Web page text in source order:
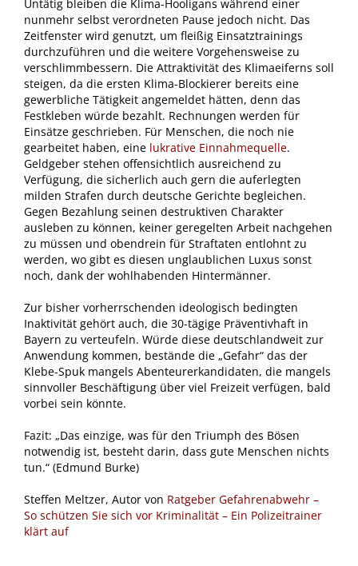
Untätig bleiben die Klima-Hooligans während einer
nunmehr selbst verordneten Pause jedoch nicht. Das
Zeitfenster wird genutzt, um fleißig Einsatztrainings
durchzuführen und die weitere Vorgehensweise zu
verschlimmbessern. Die Attraktivität des Klimaeiferns soll
steigen, da die ersten Klima-Blockierer bereits eine
gewerbliche Tätigkeit angemeldet hätten, denn das
Festkleben würde bezahlt. Rechnungen werden für
Einsätze geschrieben. Für Menschen, die noch nie
gearbeitet haben, eine lukrative Einnahmequelle.
Geldgeber stehen offensichtlich ausreichend zu
Verfügung, die sicherlich auch gern die auferlegten
milden Strafen durch deutsche Gerichte begleichen.
Gegen Bezahlung seinen destruktiven Charakter
ausleben zu können, keiner geregelten Arbeit nachgehen
zu müssen und obendrein für Straftaten entlohnt zu
werden, wo gibt es diesen unglaublichen Luxus sonst
noch, dank der wohlhabenden Hintermänner.
Zur bisher vorherrschenden ideologisch bedingten
Inaktivität gehört auch, die 30-tägige Präventivhaft in
Bayern zu verteufeln. Würde diese deutschlandweit zur
Anwendung kommen, bestände die „Gefahr“ das der
Klebe-Spuk mangels Abenteurerkandidaten, die mangels
sinnvoller Beschäftigung über viel Freizeit verfügen, bald
vorbei sein könnte.
Fazit: „Das einzige, was für den Triumph des Bösen
notwendig ist, besteht darin, dass gute Menschen nichts
tun.“ (Edmund Burke)
Steffen Meltzer, Autor von Ratgeber Gefahrenabwehr –
So schützen Sie sich vor Kriminalität – Ein Polizeitrainer
klärt auf